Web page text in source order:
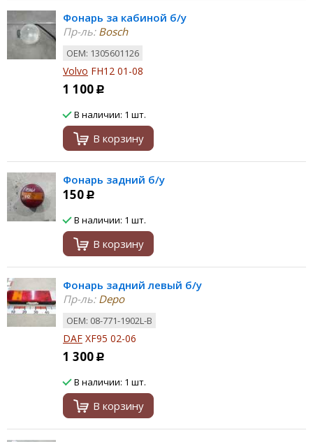
Фонарь за кабиной б/у
Пр-ль:Bosch
ОЕМ: 1305601126
Volvo FH12 01-08
1 100 Р
В наличии: 1 шт.
В корзину
Фонарь задний б/у
150 Р
В наличии: 1 шт.
В корзину
Фонарь задний левый б/у
Пр-ль:Depo
ОЕМ: 08-771-1902L-B
DAF XF95 02-06
1 300 Р
В наличии: 1 шт.
В корзину